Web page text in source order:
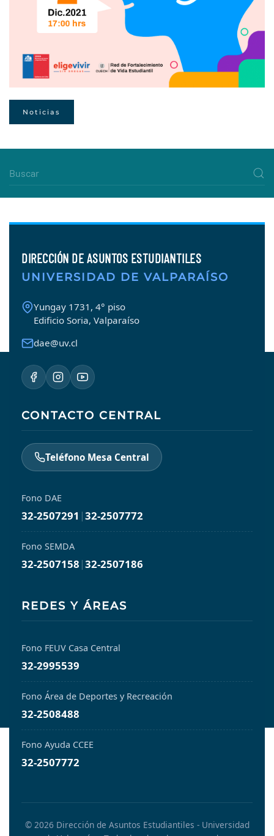
Noticias
DIRECCIÓN DE ASUNTOS ESTUDIANTILES
UNIVERSIDAD DE VALPARAÍSO
Yungay 1731, 4° piso
Edificio Soria, Valparaíso
dae@uv.cl
CONTACTO CENTRAL
Teléfono Mesa Central
Fono DAE
32-2507291 |32-2507772
Fono SEMDA
32-2507158 |32-2507186
REDES Y ÁREAS
Fono FEUV Casa Central
32-2995539
Fono Área de Deportes y Recreación
32-2508488
Fono Ayuda CCEE
32-2507772
© 2026 Dirección de Asuntos Estudiantiles - Universidad